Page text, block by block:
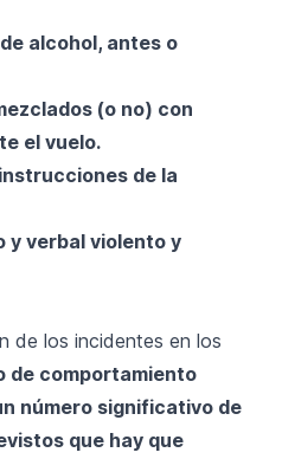
alcohol, antes o
(o no) con
el vuelo.
de la
y verbal violento y
de los incidentes en los
de comportamiento
número significativo de
que hay que